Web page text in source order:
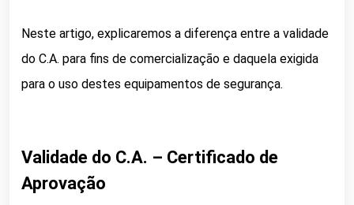
Neste artigo, explicaremos a diferença entre a validade
do C.A. para fins de comercialização e daquela exigida
para o uso destes equipamentos de segurança.
Validade do C.A. – Certificado de
Aprovação